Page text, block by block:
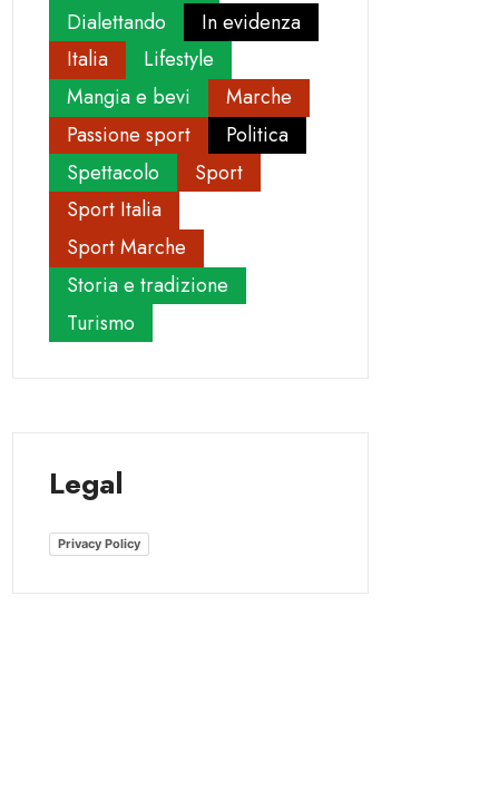
Dialettando
In evidenza
Italia
Lifestyle
Mangia e bevi
Marche
Passione sport
Politica
Spettacolo
Sport
Sport Italia
Sport Marche
Storia e tradizione
Turismo
Legal
Privacy Policy